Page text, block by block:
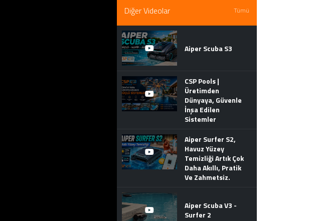
Diğer Videolar Tümü
Aiper Scuba S3
CSP Pools |
Üretimden
Dünyaya, Güvenle
İnşa Edilen
Sistemler
Aiper Surfer S2,
Havuz Yüzey
Temizliği Artık Çok
Daha Akıllı, Pratik
Ve Zahmetsiz.
Aiper Scuba V3 -
Surfer 2